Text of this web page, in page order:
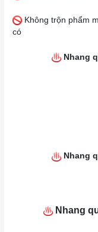
Không trộn phẩm
có
Nhang
Nhang
Nhang